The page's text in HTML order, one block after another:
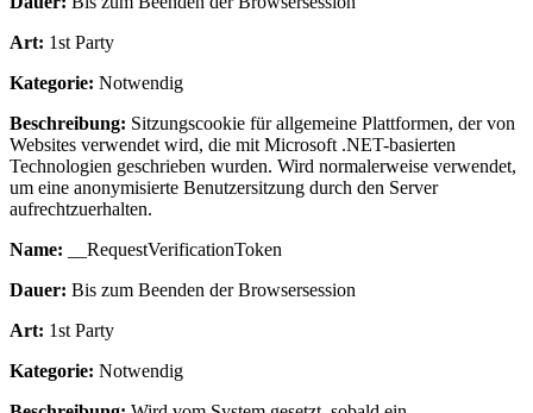
Art: 1st Party
Kategorie: Notwendig
Beschreibung: Sitzungscookie für allgemeine Plattformen, der von
Websites verwendet wird, die mit Microsoft .NET-basierten
Technologien geschrieben wurden. Wird normalerweise verwendet,
um eine anonymisierte Benutzersitzung durch den Server
aufrechtzuerhalten.
Name: __RequestVerificationToken
Dauer: Bis zum Beenden der Browsersession
Art: 1st Party
Kategorie: Notwendig